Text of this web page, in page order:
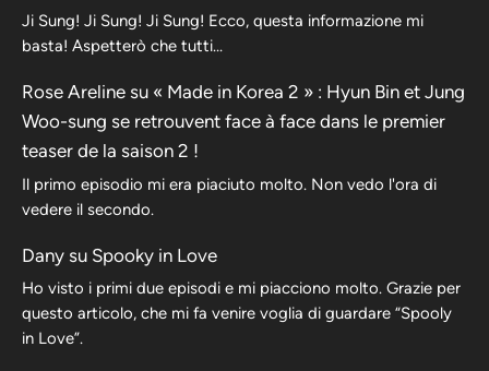
Ji Sung! Ji Sung! Ji Sung! Ecco, questa informazione mi
basta! Aspetterò che tutti…
Rose Areline su « Made in Korea 2 » : Hyun Bin et Jung
Woo-sung se retrouvent face à face dans le premier
teaser de la saison 2 !
Il primo episodio mi era piaciuto molto. Non vedo l'ora di
vedere il secondo.
Dany su Spooky in Love
Ho visto i primi due episodi e mi piacciono molto. Grazie per
questo articolo, che mi fa venire voglia di guardare “Spooly
in Love”.